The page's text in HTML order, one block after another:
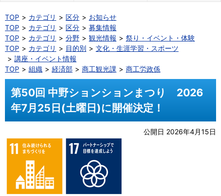
TOP カテゴリ 区分
お知らせ
TOP
カテゴリ 区分
募集情報
TOP
カテゴリ 分野 観光情報
祭り・イベント・体験
TOP
カテゴリ 目的別
文化・生涯学習・スポーツ
講座・イベント情報
TOP
組織 経済部 商工観光課 商工労政係
第50回 中野ションションまつり 2026
年7月25日(土曜日)に開催決定！
公開日 2026年4月15日